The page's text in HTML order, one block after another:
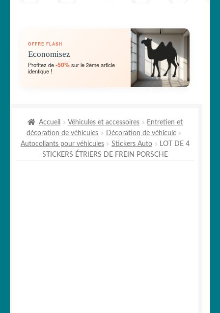
🐾 Stickers Animaux
🏡 Stickers décoration maison
🖨 3D et divers
🐣 Décoration chambre Enfants
OFFRE FLASH
Economisez
Profitez de-50%sur le 2ème article
identique !
Accueil Véhicules et accessoires
Entretien et
décoration de véhicules
Décoration de véhicule
Autocollants pour véhicules
Stickers Auto
LOT DE 4
STICKERS ÉTRIERS DE FREIN PORSCHE